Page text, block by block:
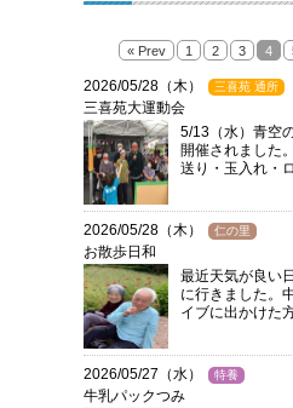
« Prev 1 2 3 4
2026/05/28（木） 三喜苑 通所
三喜苑大運動会
5/13（水）青空
開催されました
送り・玉入れ・
2026/05/28（木） 仁の里
お散歩日和
最近天気が良い
に行きました。
イブに出かけた
2026/05/27（水） 特養
牛乳パックつみ